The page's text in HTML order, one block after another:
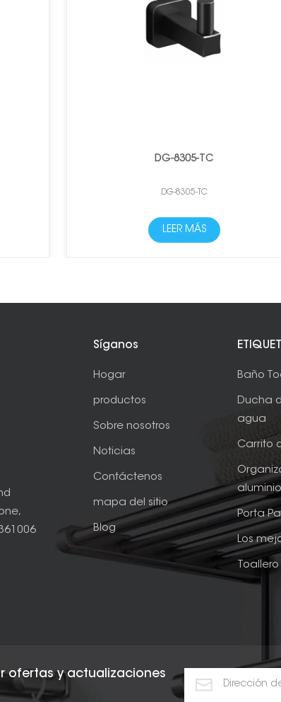
DG-8305-TC
DG-8305-TC
LEER MÁS
Síganos
Hogar
productos
Sobre nosotros
Noticias
Contáctenos
mapa del sitio
Blog
Baño
Ducha
agua
Carrito
aluminio
Porta
Los
ofertas y actualizaciones